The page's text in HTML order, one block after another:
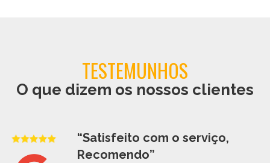
TESTEMUNHOS
O que dizem os nossos clientes
“Satisfeito com o serviço,
Recomendo”